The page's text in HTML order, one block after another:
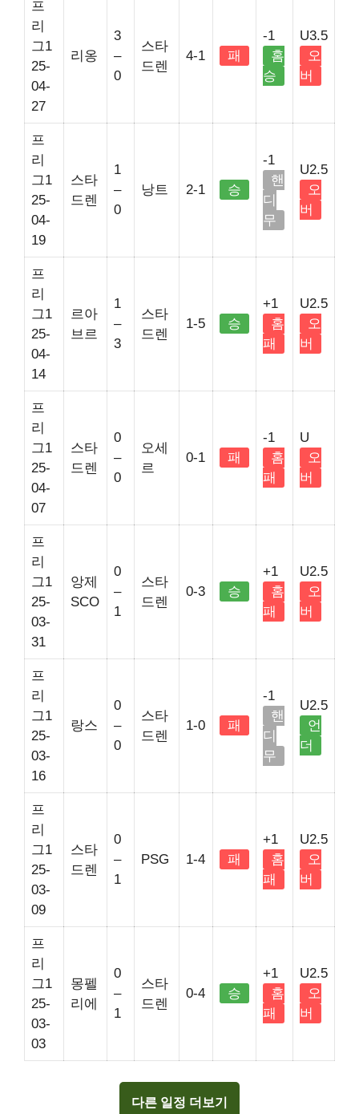
프
리
그1
25-
04-
27
리옹
3
–
0
스타
드렌
4-1 패
-1
홈
승
U3.5
오
버
프
리
그1
25-
04-
19
스타
드렌
1
–
0
낭트 2-1 승
-1
핸
디
무
U2.5
오
버
프
리
그1
25-
04-
14
르아
브르
1
–
3
스타
드렌
1-5 승
+1
홈
패
U2.5
오
버
프
리
그1
25-
04-
07
스타
드렌
0
–
0
오세
르
0-1 패
-1
홈
패
U
오
버
프
리
그1
25-
03-
31
앙제
SCO
0
–
1
스타
드렌
0-3 승
+1
홈
패
U2.5
오
버
프
리
그1
25-
03-
16
랑스
0
–
0
스타
드렌
1-0 패
-1
핸
디
무
U2.5
언
더
프
리
그1
25-
03-
09
스타
드렌
0
–
1
PSG 1-4 패
+1
홈
패
U2.5
오
버
프
리
그1
25-
03-
03
몽펠
리에
0
–
1
스타
드렌
0-4 승
+1
홈
패
U2.5
오
버
다른 일정 더보기